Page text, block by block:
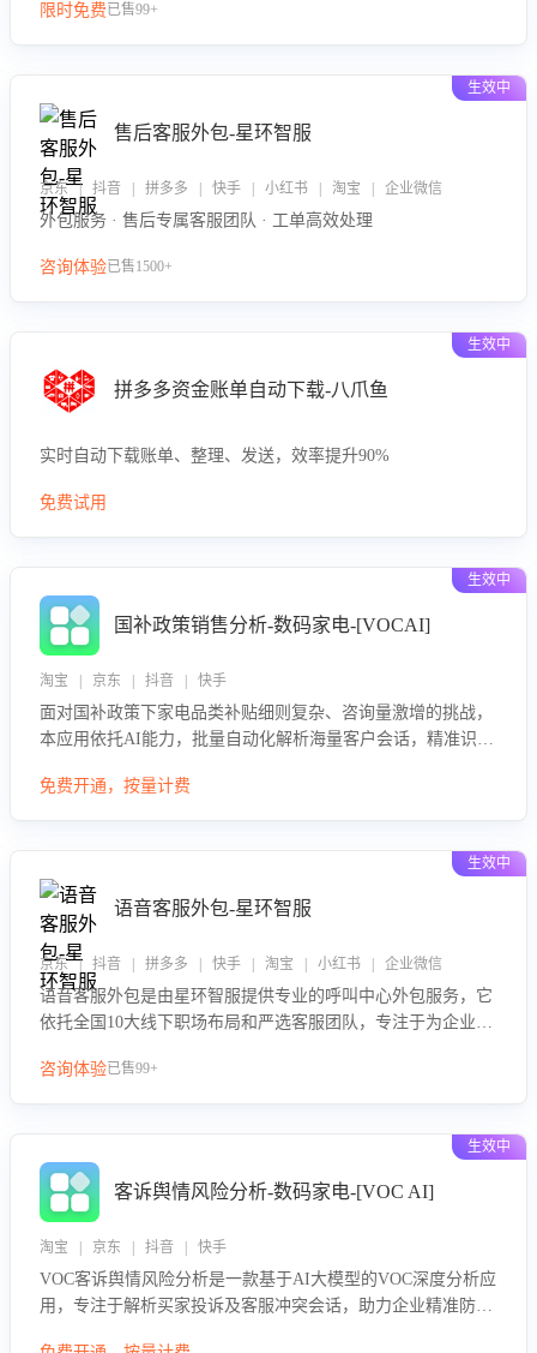
限时免费已售99+
生效中
售后客服外包-星环智服
京东 | 抖音 | 拼多多 | 快手 | 小红书 | 淘宝 | 企业微信
外包服务 · 售后专属客服团队 · 工单高效处理
咨询体验已售1500+
生效中
拼多多资金账单自动下载-八爪鱼
实时自动下载账单、整理、发送，效率提升90%
免费试用
生效中
国补政策销售分析-数码家电-[VOCAI]
淘宝 | 京东 | 抖音 | 快手
面对国补政策下家电品类补贴细则复杂、咨询量激增的挑战，
本应用依托AI能力，批量自动化解析海量客户会话，精准识别
向，深度洞察决策动因。同时全面评估客服团队政策解读准确
免费开通，按量计费
生效中
语音客服外包-星环智服
京东 | 抖音 | 拼多多 | 快手 | 淘宝 | 小红书 | 企业微信
语音客服外包是由星环智服提供专业的呼叫中心外包服务，它
依托全国10大线下职场布局和严选客服团队，专注于为企业提
队和智能工具提升语音客服服务效率和质量，帮助企业实现降
咨询体验已售99+
生效中
客诉舆情风险分析-数码家电-[VOC AI]
淘宝 | 京东 | 抖音 | 快手
VOC客诉舆情风险分析是一款基于AI大模型的VOC深度分析应
用，专注于解析买家投诉及客服冲突会话，助力企业精准防控